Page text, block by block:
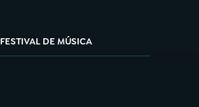
FESTIVAL DE MÚSICA